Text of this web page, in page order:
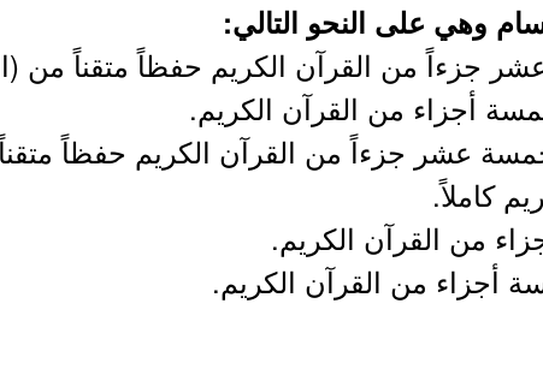
وهي على النحو التالي:
جزءاً من القرآن الكريم حفظاً متقناً من
أجزاء من القرآن الكريم.
عشر جزءاً من القرآن الكريم حفظاً
كاملاً.
من القرآن الكريم.
أجزاء من القرآن الكريم.